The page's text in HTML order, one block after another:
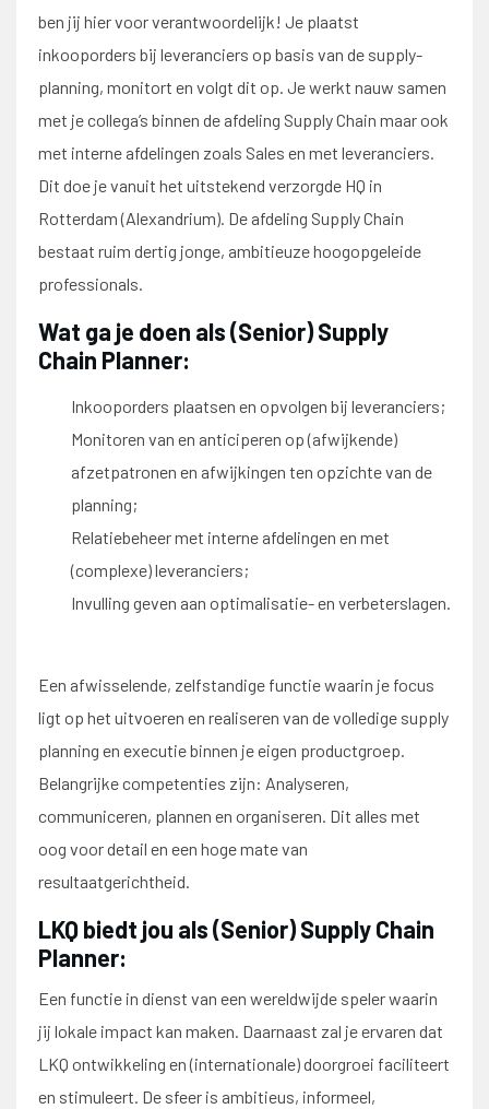
ben jij hier voor verantwoordelijk! Je plaatst
inkooporders bij leveranciers op basis van de supply-
planning, monitort en volgt dit op. Je werkt nauw samen
met je collega’s binnen de afdeling Supply Chain maar ook
met interne afdelingen zoals Sales en met leveranciers.
Dit doe je vanuit het uitstekend verzorgde HQ in
Rotterdam (Alexandrium). De afdeling Supply Chain
bestaat ruim dertig jonge, ambitieuze hoogopgeleide
professionals.
Wat ga je doen als (Senior) Supply
Chain Planner:
Inkooporders plaatsen en opvolgen bij leveranciers;
Monitoren van en anticiperen op (afwijkende)
afzetpatronen en afwijkingen ten opzichte van de
planning;
Relatiebeheer met interne afdelingen en met
(complexe) leveranciers;
Invulling geven aan optimalisatie- en verbeterslagen.
Een afwisselende, zelfstandige functie waarin je focus
ligt op het uitvoeren en realiseren van de volledige supply
planning en executie binnen je eigen productgroep.
Belangrijke competenties zijn: Analyseren,
communiceren, plannen en organiseren. Dit alles met
oog voor detail en een hoge mate van
resultaatgerichtheid.
LKQ biedt jou als (Senior) Supply Chain
Planner:
Een functie in dienst van een wereldwijde speler waarin
jij lokale impact kan maken. Daarnaast zal je ervaren dat
LKQ ontwikkeling en (internationale) doorgroei faciliteert
en stimuleert. De sfeer is ambitieus, informeel,